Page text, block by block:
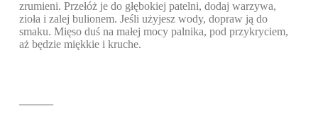
zrumieni. Przełóż je do głębokiej patelni, dodaj warzywa,
zioła i zalej bulionem. Jeśli użyjesz wody, dopraw ją do
smaku. Mięso duś na małej mocy palnika, pod przykryciem,
aż będzie miękkie i kruche.
———